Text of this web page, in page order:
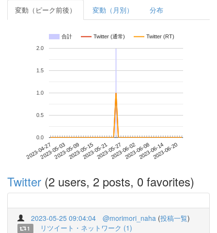
変動（ピーク前後） 変動（月別） 分布
合計 Twitter (通常) Twitter (RT)
2023-04-272023-05-032023-05-092023-05-152023-05-212023-05-272023-06-022023-06-082023-06-142023-06-20
0.0
0.5
1.0
1.5
2.0
Twitter (2 users, 2 posts, 0 favorites)
2023-05-25 09:04:04 @morimori_naha (投稿一覧)
1 リツイート・ネットワーク (1)